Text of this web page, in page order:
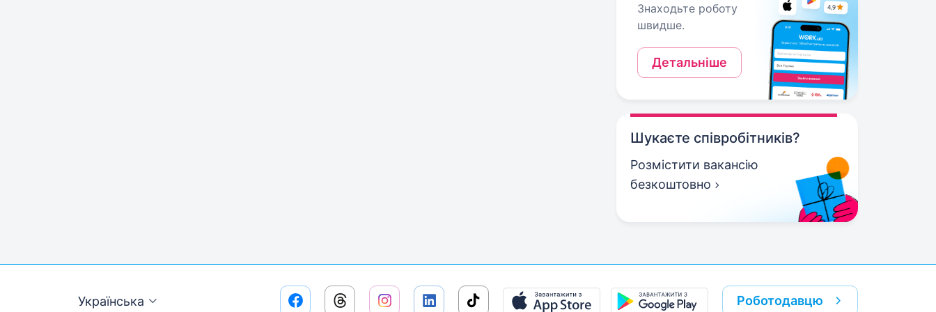
Знаходьте роботу
швидше.
Детальніше
Шукаєте співробітників?
Розмістити вакансію
безкоштовно
Українська Роботодавцю